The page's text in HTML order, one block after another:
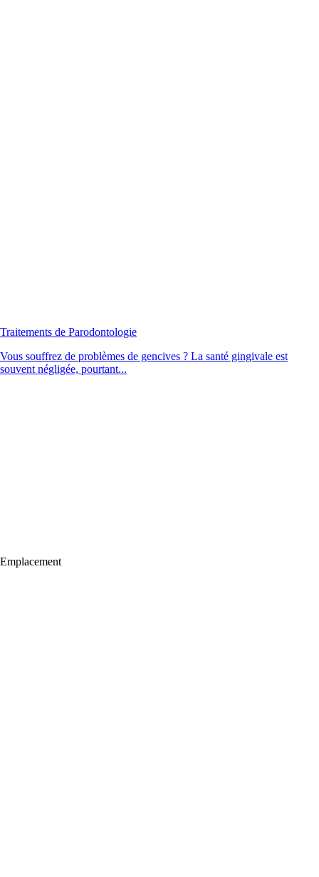
Traitements de Parodontologie
Vous souffrez de problèmes de gencives ? La santé gingivale est
souvent négligée, pourtant...
Emplacement